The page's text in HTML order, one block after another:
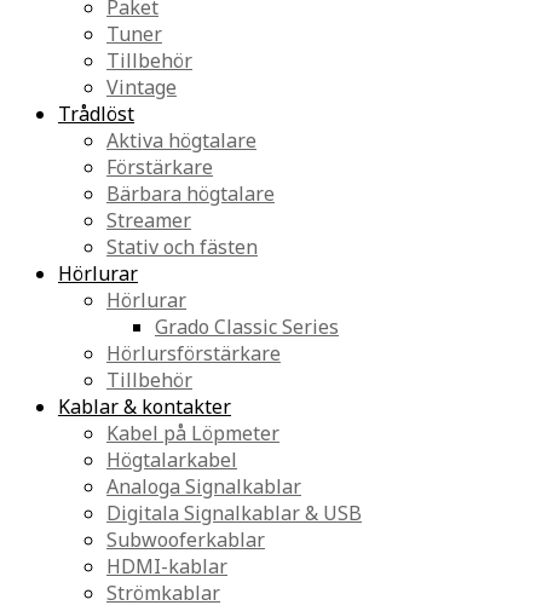
Paket
Tuner
Tillbehör
Vintage
Trådlöst
Aktiva högtalare
Förstärkare
Bärbara högtalare
Streamer
Stativ och fästen
Hörlurar
Hörlurar
Grado Classic Series
Hörlursförstärkare
Tillbehör
Kablar & kontakter
Kabel på Löpmeter
Högtalarkabel
Analoga Signalkablar
Digitala Signalkablar & USB
Subwooferkablar
HDMI-kablar
Strömkablar